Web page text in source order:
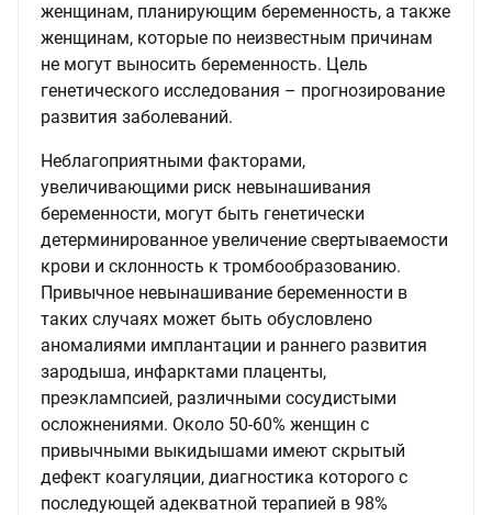
женщинам, планирующим беременность, а также
женщинам, которые по неизвестным причинам
не могут выносить беременность. Цель
генетического исследования – прогнозирование
развития заболеваний.
Неблагоприятными факторами,
увеличивающими риск невынашивания
беременности, могут быть генетически
детерминированное увеличение свертываемости
крови и склонность к тромбообразованию.
Привычное невынашивание беременности в
таких случаях может быть обусловлено
аномалиями имплантации и раннего развития
зародыша, инфарктами плаценты,
преэклампсией, различными сосудистыми
осложнениями. Около 50-60% женщин с
привычными выкидышами имеют скрытый
дефект коагуляции, диагностика которого с
последующей адекватной терапией в 98%